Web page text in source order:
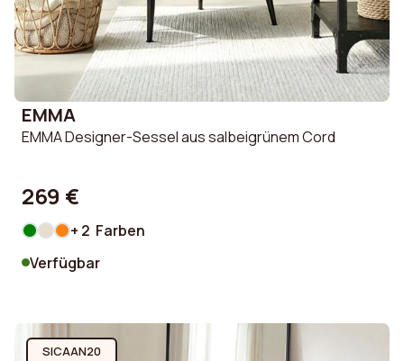
EMMA
EMMA Designer-Sessel aus salbeigrünem Cord
269 €
+ 2 Farben
Verfügbar
SICAAN20